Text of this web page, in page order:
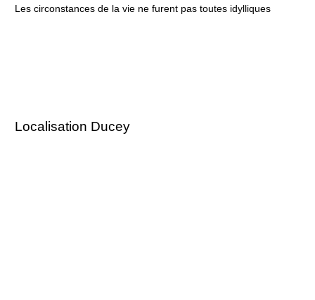
Les circonstances de la vie ne furent pas toutes idylliques
Localisation Ducey